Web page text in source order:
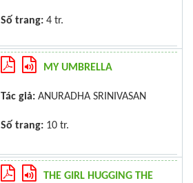
Số trang: 4 tr.
MY UMBRELLA
Tác giả: ANURADHA SRINIVASAN
Số trang: 10 tr.
THE GIRL HUGGING THE